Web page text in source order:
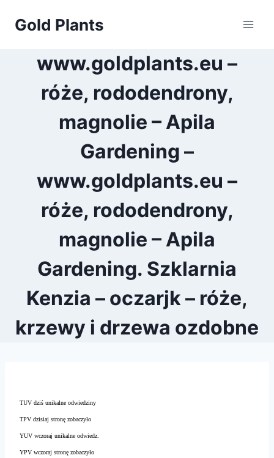
Gold Plants
www.goldplants.eu –
róże, rododendrony,
magnolie – Apila
Gardening –
www.goldplants.eu –
róże, rododendrony,
magnolie – Apila
Gardening. Szklarnia
Kenzia – oczarjk – róże,
krzewy i drzewa ozdobne
TUV dziś unikalne odwiedziny
TPV dzisiaj stronę zobaczyło
YUV wczoraj unikalne odwiedz.
YPV wczoraj stronę zobaczyło